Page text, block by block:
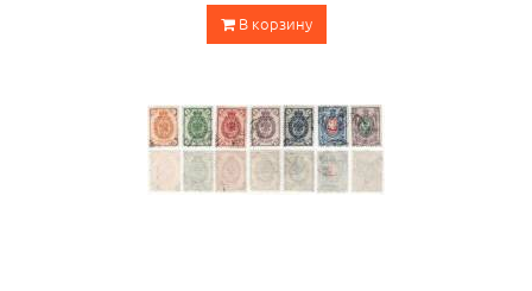
В корзину